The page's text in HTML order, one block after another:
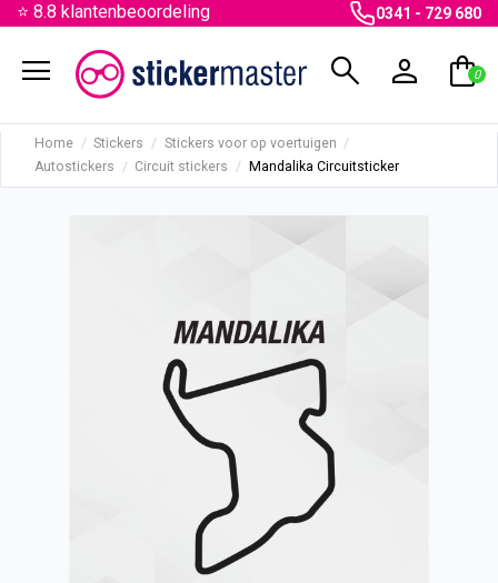
⭐ 8.8 klantenbeoordeling 0341 - 729 680
menu search person shopping_bag
0
Home Stickers
Stickers voor op voertuigen
Autostickers
Circuit stickers Mandalika Circuitsticker